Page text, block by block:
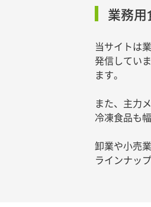
業務
当サイトは
発信してい
ます。
また、主力
冷凍食品も
卸業や小売
ラインナッ